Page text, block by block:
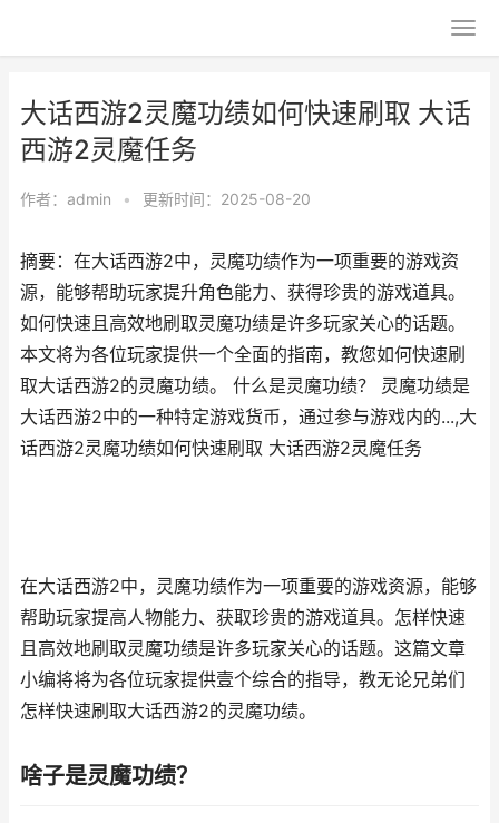
大话西游2灵魔功绩如何快速刷取 大话
西游2灵魔任务
作者： admin • 更新时间：2025-08-20
摘要：在大话西游2中，灵魔功绩作为一项重要的游戏资
源，能够帮助玩家提升角色能力、获得珍贵的游戏道具。
如何快速且高效地刷取灵魔功绩是许多玩家关心的话题。
本文将为各位玩家提供一个全面的指南，教您如何快速刷
取大话西游2的灵魔功绩。 什么是灵魔功绩？ 灵魔功绩是
大话西游2中的一种特定游戏货币，通过参与游戏内的...,大
话西游2灵魔功绩如何快速刷取 大话西游2灵魔任务
在大话西游2中，灵魔功绩作为一项重要的游戏资源，能够
帮助玩家提高人物能力、获取珍贵的游戏道具。怎样快速
且高效地刷取灵魔功绩是许多玩家关心的话题。这篇文章
小编将将为各位玩家提供壹个综合的指导，教无论兄弟们
怎样快速刷取大话西游2的灵魔功绩。
啥子是灵魔功绩？